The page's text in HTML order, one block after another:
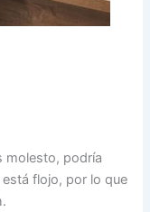
molesto, podría
flojo, por lo que